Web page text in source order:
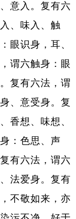
意入。复有六
、味入、触
眼识身，耳、
谓六触身：眼
复有六法，谓
、意受身。复
香想、味想、
：色思、声
有六法，谓六
法爱身。复有
不敬如来，亦